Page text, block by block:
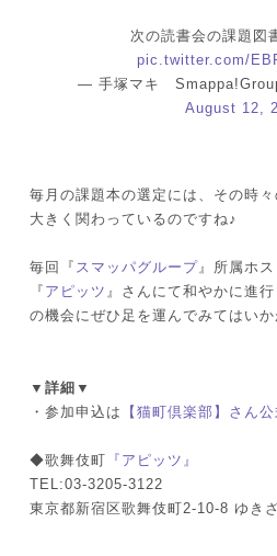
次の読書会の課題図
pic.twitter.com/
— 手塚マキ
August 12,
毎月の課題本の選定には、その時
大きく関わっているのですね♪
毎回『 スマッパグループ』所属ホス
『 アピッツ 』さんにて和やかに進
の機会にぜひ足を運んでみてはいか
▼詳細▼
・参加申込は
【猫町倶楽部】さん
◆歌舞伎町 『アピッツ』
TEL:03-3205-3122
東京都新宿区歌舞伎町2-10-8 ゆき